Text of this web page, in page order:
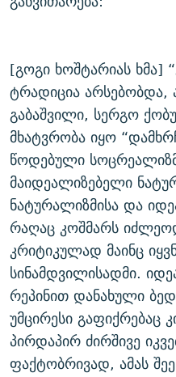
[გოგი ხოშტარიას ხმა]
ტრადიცია არსებობდა,
გაბაშვილი, სერგო
მხატვრობა იყო
წოდებული
მაიდეალიზებელი
ნატურალიზმისა და
რაღაც კოშმარს
კრიტიკულად მაინც
სინამდვილისადმი.
რეპინით დანახული
უმცირესი გაფიქრებაც
პირდაპირ ძირშივე
ფაქტობრივად, ამას